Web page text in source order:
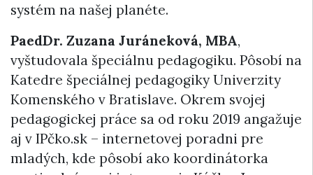
systém na našej planéte.
PaedDr. Zuzana Juráneková, MBA,
vyštudovala špeciálnu pedagogiku. Pôsobí na
Katedre špeciálnej pedagogiky Univerzity
Komenského v Bratislave. Okrem svojej
pedagogickej práce sa od roku 2019 angažuje
aj v IPčko.sk – internetovej poradni pre
mladých, kde pôsobí ako koordinátorka